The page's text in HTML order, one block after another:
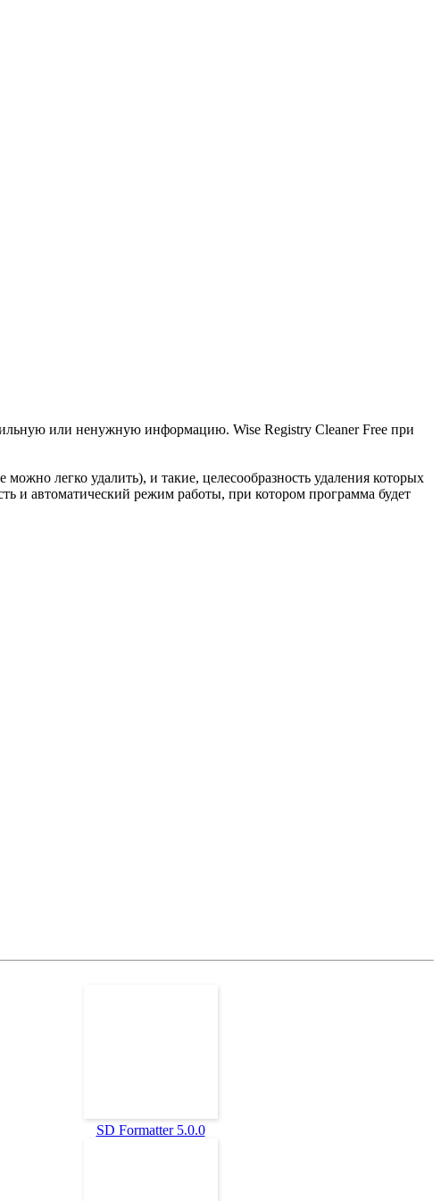
или ненужную информацию. Wise Registry Cleaner Free при
легко удалить), и такие, целесообразность удаления которых
и автоматический режим работы, при котором программа будет
SD Formatter 5.0.0